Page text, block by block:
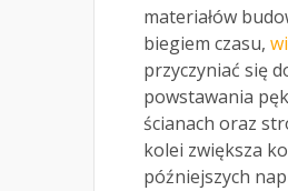
materiałów
biegiem czasu,
przyczyniać się
powstawania
ścianach oraz
kolei zwiększa
późniejszych